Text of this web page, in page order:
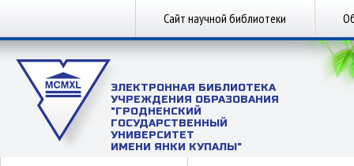
Сайт научной библиотеки
ЭЛЕКТРОННАЯ БИБЛИОТЕКА
УЧРЕЖДЕНИЯ ОБРАЗОВАНИЯ
"ГРОДНЕНСКИЙ
ГОСУДАРСТВЕННЫЙ
УНИВЕРСИТЕТ
ИМЕНИ ЯНКИ КУПАЛЫ"